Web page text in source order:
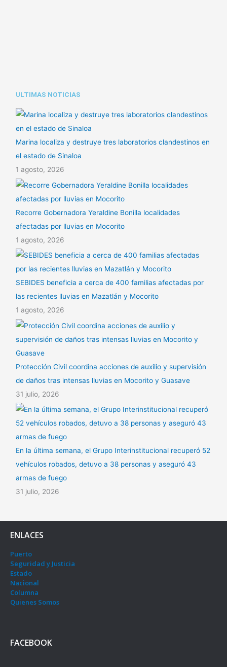
ULTIMAS NOTICIAS
Marina localiza y destruye tres laboratorios clandestinos en
el estado de Sinaloa
1 agosto, 2026
Recorre Gobernadora Yeraldine Bonilla localidades
afectadas por lluvias en Mocorito
1 agosto, 2026
SEBIDES beneficia a cerca de 400 familias afectadas por
las recientes lluvias en Mazatlán y Mocorito
1 agosto, 2026
Protección Civil coordina acciones de auxilio y supervisión
de daños tras intensas lluvias en Mocorito y Guasave
31 julio, 2026
En la última semana, el Grupo Interinstitucional recuperó 52
vehículos robados, detuvo a 38 personas y aseguró 43
armas de fuego
31 julio, 2026
ENLACES
Puerto
Seguridad y Justicia
Estado
Nacional
Columna
Quienes Somos
FACEBOOK